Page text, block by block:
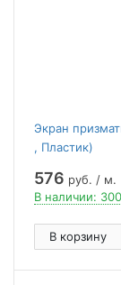
Экран
, Пластик)
576 руб. / м.
В наличии: 300
В корзину